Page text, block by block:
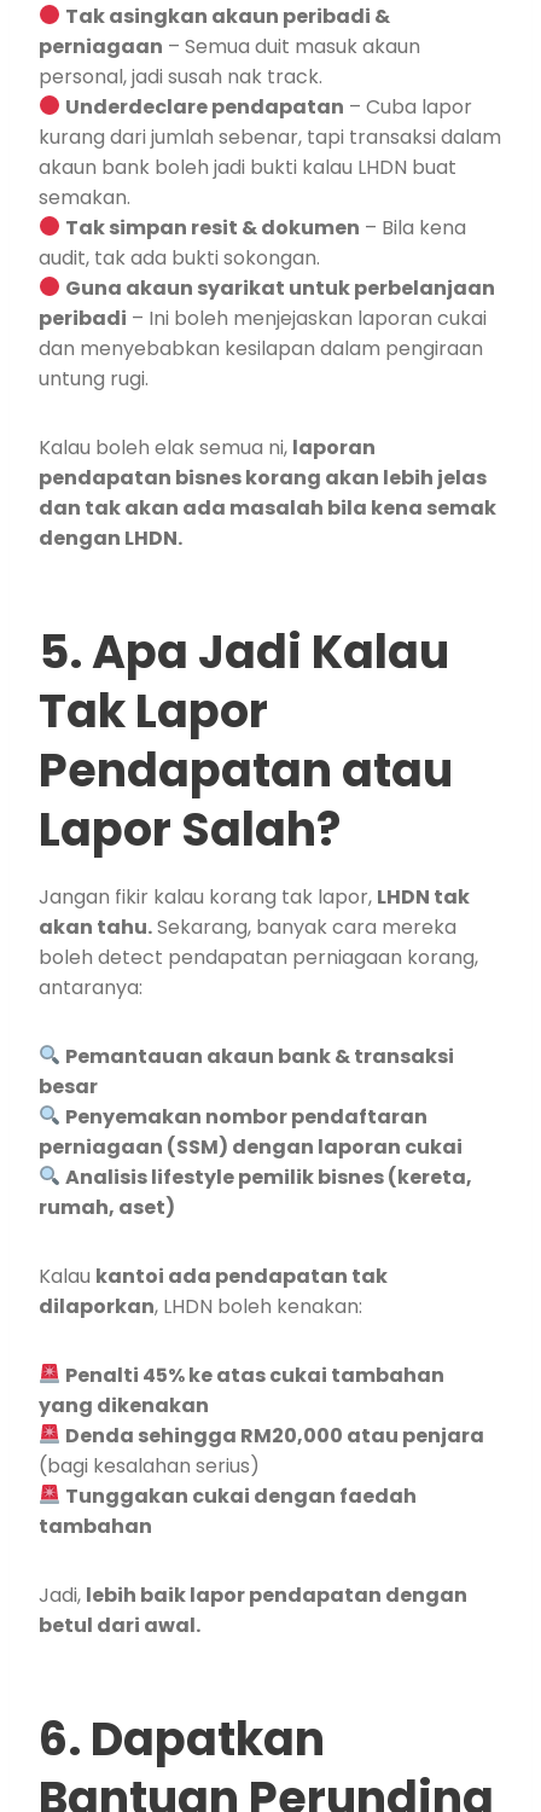
Tak asingkan akaun peribadi &
perniagaan – Semua duit masuk akaun
personal, jadi susah nak track.
Underdeclare pendapatan – Cuba lapor
kurang dari jumlah sebenar, tapi transaksi dalam
akaun bank boleh jadi bukti kalau LHDN buat
semakan.
Tak simpan resit & dokumen – Bila kena
audit, tak ada bukti sokongan.
Guna akaun syarikat untuk perbelanjaan
peribadi – Ini boleh menjejaskan laporan cukai
dan menyebabkan kesilapan dalam pengiraan
untung rugi.
Kalau boleh elak semua ni, laporan
pendapatan bisnes korang akan lebih jelas
dan tak akan ada masalah bila kena semak
dengan LHDN.
5. Apa Jadi Kalau
Tak Lapor
Pendapatan atau
Lapor Salah?
Jangan fikir kalau korang tak lapor, LHDN tak
akan tahu.Sekarang, banyak cara mereka
boleh detect pendapatan perniagaan korang,
antaranya:
Pemantauan akaun bank & transaksi
besar
Penyemakan nombor pendaftaran
perniagaan (SSM) dengan laporan cukai
Analisis lifestyle pemilik bisnes (kereta,
rumah, aset)
Kalau kantoi ada pendapatan tak
dilaporkan, LHDN boleh kenakan:
Penalti 45% ke atas cukai tambahan
yang dikenakan
Denda sehingga RM20,000 atau penjara
(bagi kesalahan serius)
Tunggakan cukai dengan faedah
tambahan
Jadi, lebih baik lapor pendapatan dengan
betul dari awal.
6. Dapatkan
Bantuan Perunding